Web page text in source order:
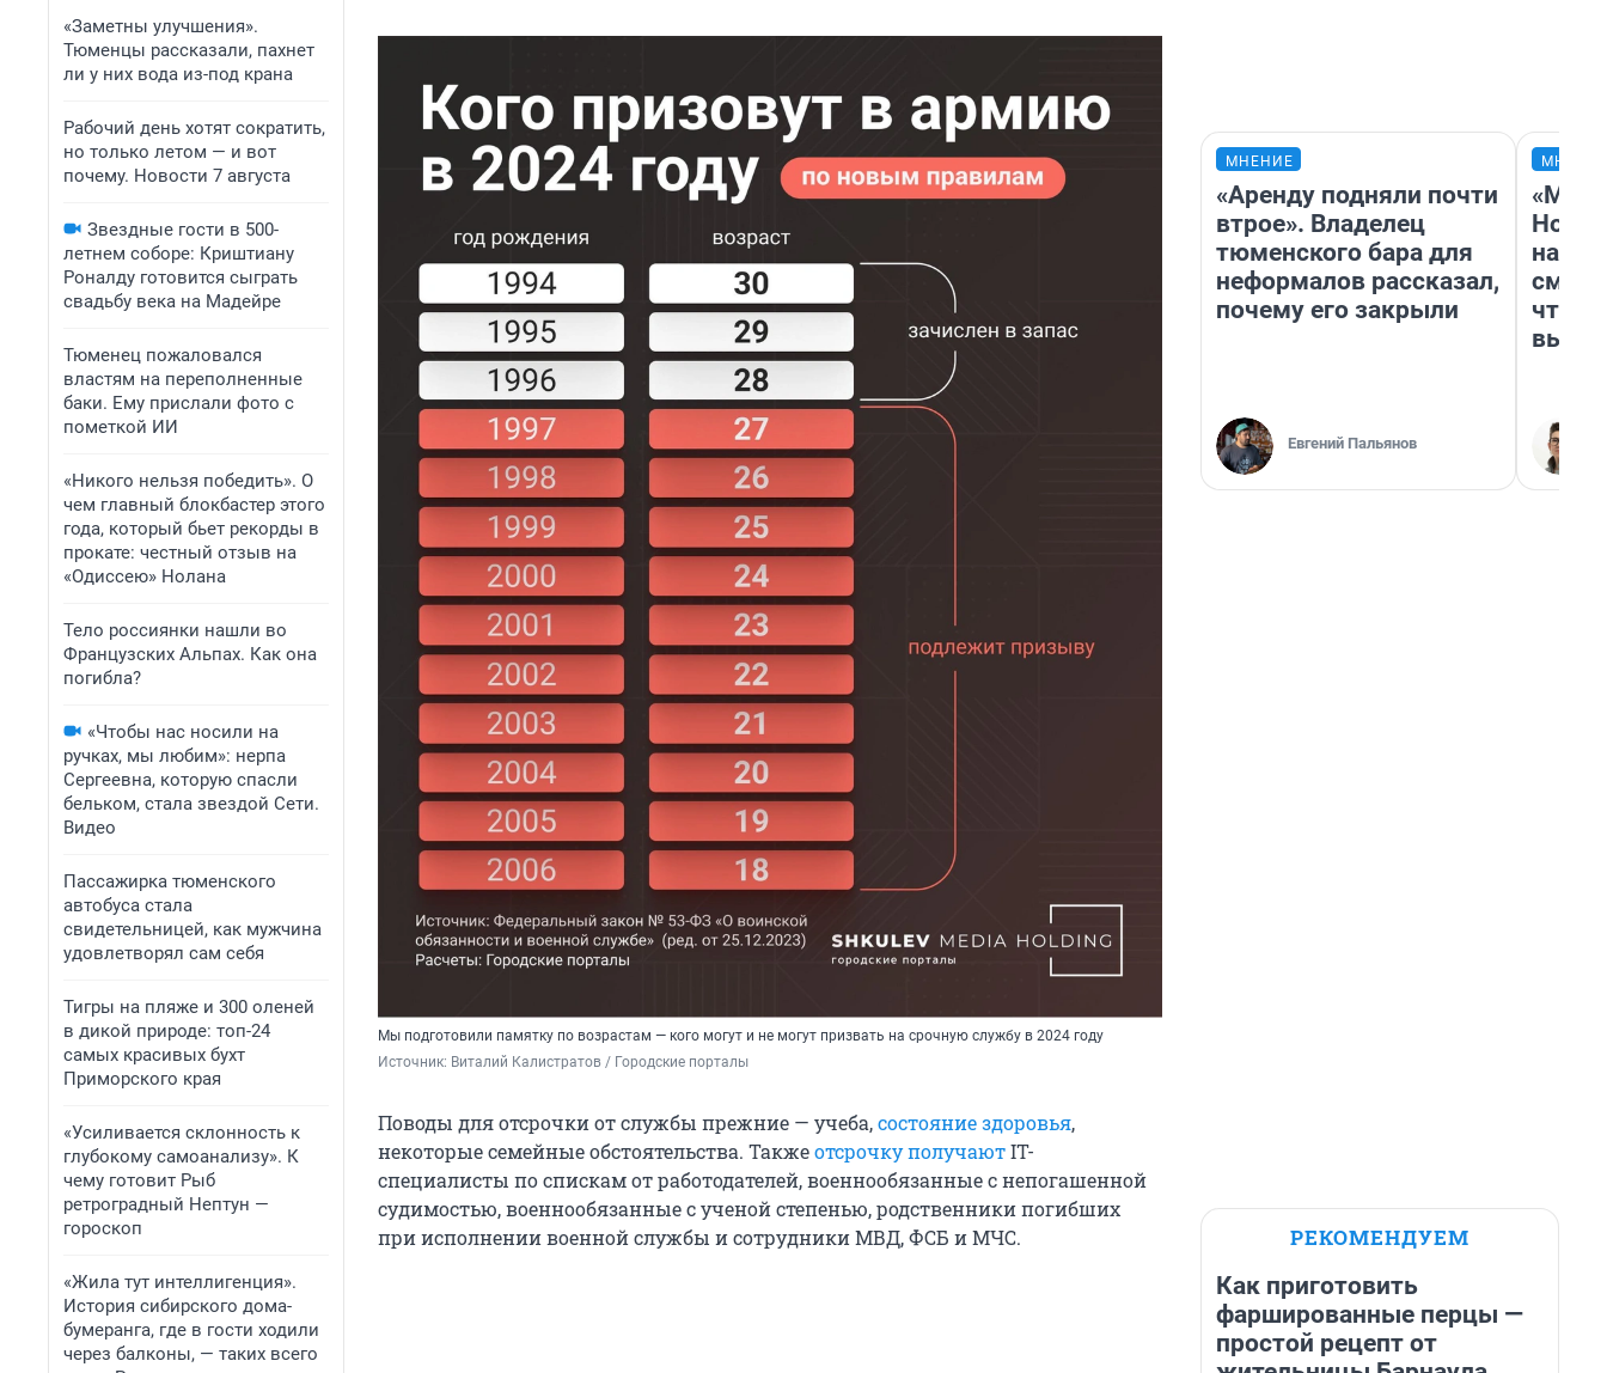
«Заметны улучшения».
Тюменцы рассказали, пахнет
ли у них вода из-под крана
Рабочий день хотят сократить,
но только летом — и вот
почему. Новости 7 августа
Звездные гости в 500-
летнем соборе: Криштиану
Роналду готовится сыграть
свадьбу века на Мадейре
Тюменец пожаловался
властям на переполненные
баки. Ему прислали фото с
пометкой ИИ
«Никого нельзя победить». О
чем главный блокбастер этого
года, который бьет рекорды в
прокате: честный отзыв на
«Одиссею» Нолана
Тело россиянки нашли во
Французских Альпах. Как она
погибла?
«Чтобы нас носили на
ручках, мы любим»: нерпа
Сергеевна, которую спасли
бельком, стала звездой Сети.
Видео
Пассажирка тюменского
автобуса стала
свидетельницей, как мужчина
удовлетворял сам себя
Тигры на пляже и 300 оленей
в дикой природе: топ-24
самых красивых бухт
Приморского края
«Усиливается склонность к
глубокому самоанализу». К
чему готовит Рыб
ретроградный Нептун —
гороскоп
«Жила тут интеллигенция».
История сибирского дома-
бумеранга, где в гости ходили
через балконы, — таких всего
Мы подготовили памятку по возрастам — кого могут и не могут призвать на срочную службу в 2024 году
Источник: Виталий Калистратов / Городские порталы
Поводы для отсрочки от службы прежние — учеба,состояние здоровья,
некоторые семейные обстоятельства. Такжеотсрочку получаютIT-
специалисты по спискам от работодателей, военнообязанные с непогашенной
судимостью, военнообязанные с ученой степенью, родственники погибших
при исполнении военной службы и сотрудники МВД, ФСБ и МЧС.
МНЕНИЕ
«Аренду подняли почти
втрое». Владелец
тюменского бара для
неформалов рассказал,
почему его закрыли
Евгений Пальянов
«Мы
РЕКОМЕНДУЕМ
Как приготовить
фаршированные перцы —
простой рецепт от